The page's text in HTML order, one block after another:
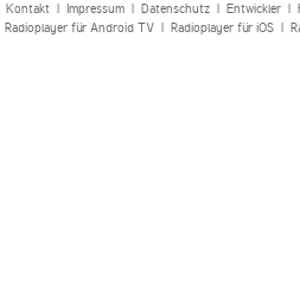
Kontakt| Impressum| Datenschutz| Entwickler|
Radioplayer für Android TV| Radioplayer für iOS|